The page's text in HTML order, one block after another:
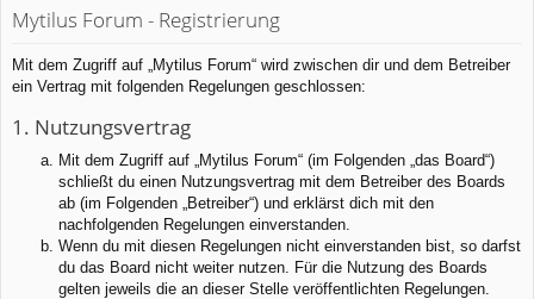
r
n
n
Mytilus Forum - Registrierung
Mit dem Zugriff auf „Mytilus Forum“ wird zwischen dir und dem Betreiber
ein Vertrag mit folgenden Regelungen geschlossen:
1. Nutzungsvertrag
Mit dem Zugriff auf „Mytilus Forum“ (im Folgenden „das Board“)
schließt du einen Nutzungsvertrag mit dem Betreiber des Boards
ab (im Folgenden „Betreiber“) und erklärst dich mit den
nachfolgenden Regelungen einverstanden.
Wenn du mit diesen Regelungen nicht einverstanden bist, so darfst
du das Board nicht weiter nutzen. Für die Nutzung des Boards
gelten jeweils die an dieser Stelle veröffentlichten Regelungen.